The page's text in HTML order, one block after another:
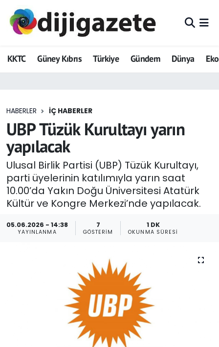
KKTC Güney Kıbrıs Türkiye Gündem Dünya
HABERLER İÇ HABERLER
UBP Tüzük Kurultayı yarın
yapılacak
Ulusal Birlik Partisi (UBP) Tüzük Kurultayı,
parti üyelerinin katılımıyla yarın saat
10.00’da Yakın Doğu Üniversitesi Atatürk
Kültür ve Kongre Merkezi’nde yapılacak.
05.06.2026 - 14:38
YAYINLANMA
7
GÖSTERIM
1 DK
OKUNMA SÜRESI
ADVERTORIAL
Dijigazete
Eğitim
Ekonomi
Foto Galeri
GEZİ
Gündem
KKTC YEREL SEÇİM 2018
Kültür Sanat
Hava Durumu
Trafik Durumu
Tüm Manşetler
Son Dakika Haberleri
Haber Arşivi